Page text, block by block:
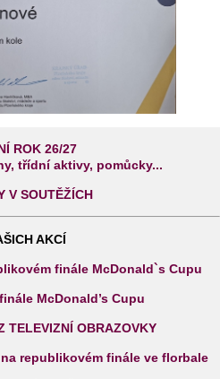
ROK 26/27
třídní aktivy, pomůcky...
V SOUTĚŽÍCH
AKCÍ
finále McDonald`s Cupu
McDonald’s Cupu
TELEVIZNÍ OBRAZOVKY
republikovém finále ve florbale